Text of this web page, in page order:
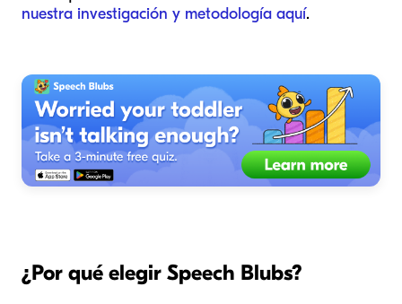
nuestra investigación y metodología aquí.
¿Por qué elegir Speech Blubs?